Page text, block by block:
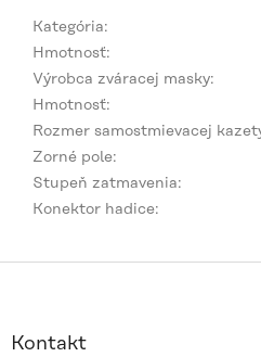
Kategória:
Hmotnosť:
Výrobca zváracej masky:
Hmotnosť:
Rozmer samostmievacej
Zorné pole:
Stupeň zatmavenia:
Konektor hadice:
Kontakt